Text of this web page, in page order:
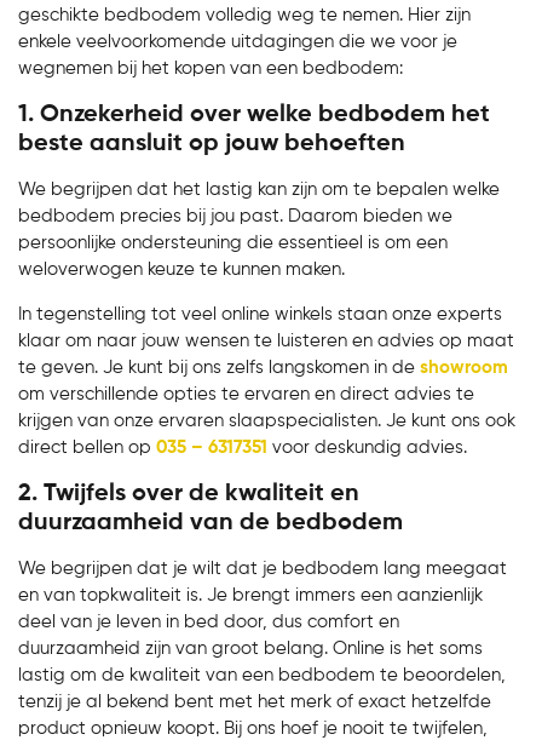
geschikte bedbodem volledig weg te nemen. Hier zijn
enkele veelvoorkomende uitdagingen die we voor je
wegnemen bij het kopen van een bedbodem:
1. Onzekerheid over welke bedbodem het
beste aansluit op jouw behoeften
We begrijpen dat het lastig kan zijn om te bepalen welke
bedbodem precies bij jou past. Daarom bieden we
persoonlijke ondersteuning die essentieel is om een
weloverwogen keuze te kunnen maken.
In tegenstelling tot veel online winkels staan onze experts
klaar om naar jouw wensen te luisteren en advies op maat
te geven. Je kunt bij ons zelfs langskomen in de showroom
om verschillende opties te ervaren en direct advies te
krijgen van onze ervaren slaapspecialisten. Je kunt ons ook
direct bellen op 035 – 6317351 voor deskundig advies.
2. Twijfels over de kwaliteit en
duurzaamheid van de bedbodem
We begrijpen dat je wilt dat je bedbodem lang meegaat
en van topkwaliteit is. Je brengt immers een aanzienlijk
deel van je leven in bed door, dus comfort en
duurzaamheid zijn van groot belang. Online is het soms
lastig om de kwaliteit van een bedbodem te beoordelen,
tenzij je al bekend bent met het merk of exact hetzelfde
product opnieuw koopt. Bij ons hoef je nooit te twijfelen,